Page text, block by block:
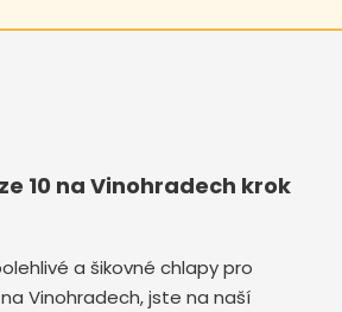
10 na Vinohradech krok
a šikovné chlapy pro
na Vinohradech, jste na naší